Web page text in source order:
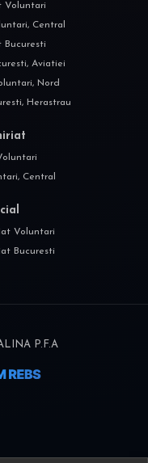
Voluntari
Central
Bucuresti
Aviatiei
Nord
Herastrau
Central
Voluntari
Bucuresti
P.F.A